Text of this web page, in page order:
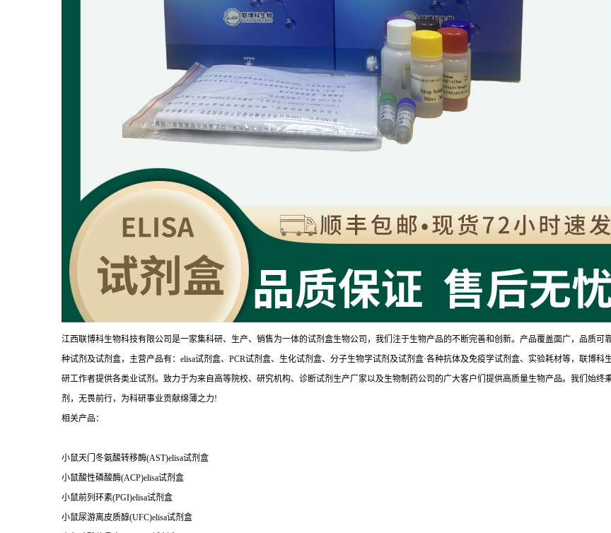
江西联博科生物科技有限公司是一家集科研、生产、销售为一体的试剂盒生物公司，我们注于生物产品的不断完善和创新。产品覆盖面广，品质
种试剂及试剂盒，主营产品有：elisa试剂盒、PCR试剂盒、生化试剂盒、分子生物学试剂及试剂盒·各种抗体及免疫学试剂盒、实验耗材等，联博
研工作者提供各类业试剂。致力于为来自高等院校、研究机构、诊断试剂生产厂家以及生物制药公司的广大客户们提供高质量生物产品。我们始
剂，无畏前行，为科研事业贡献绵薄之力!
相关产品：
小鼠天门冬氨酸转移酶(AST)elisa试剂盒
小鼠酸性磷酸酶(ACP)elisa试剂盒
小鼠前列环素(PGI)elisa试剂盒
小鼠尿游离皮质醇(UFC)elisa试剂盒